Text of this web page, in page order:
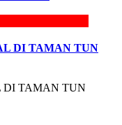
DI TAMAN TUN
DI TAMAN TUN